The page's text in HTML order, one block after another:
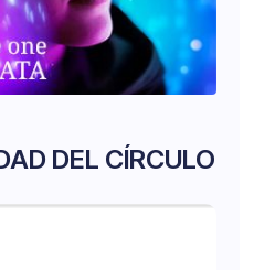
DEL CÍRCULO